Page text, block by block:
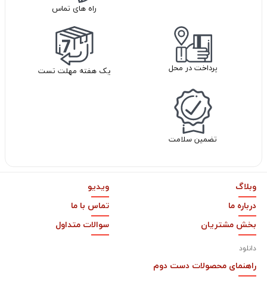
راه های تماس
پرداخت در محل یک هفته مهلت تست
تضمین سلامت
وبلاگ
ویدیو
درباره ما
تماس با ما
بخش مشتریان
دانلود
سوالات متداول
راهنمای محصولات دست دوم